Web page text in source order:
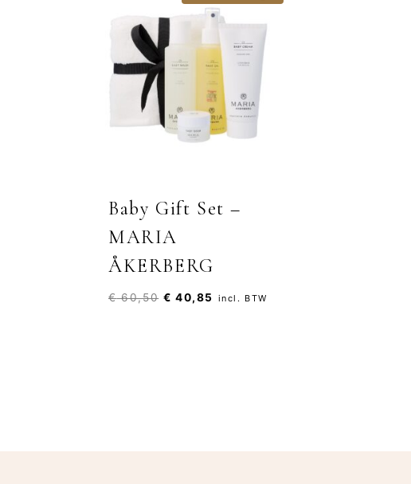
Baby Gift Set –
MARIA
ÅKERBERG
€60,50 Oorspronkelijke
€ 40,85 Huidige
incl. BTW